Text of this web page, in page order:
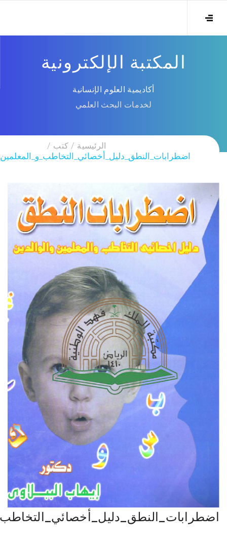
المكتبة الإلكترونية
أكاديمية العلوم الإنسانية
لخدمات البحث العلمي
الرئيسية
كتب